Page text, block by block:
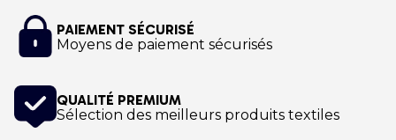
douce et souple, très agréable à porter.
Impression numérique
PAIEMENT SÉCURISÉ
Moyens de paiement sécurisés
QUALITÉ PREMIUM
Sélection des meilleurs produits textiles